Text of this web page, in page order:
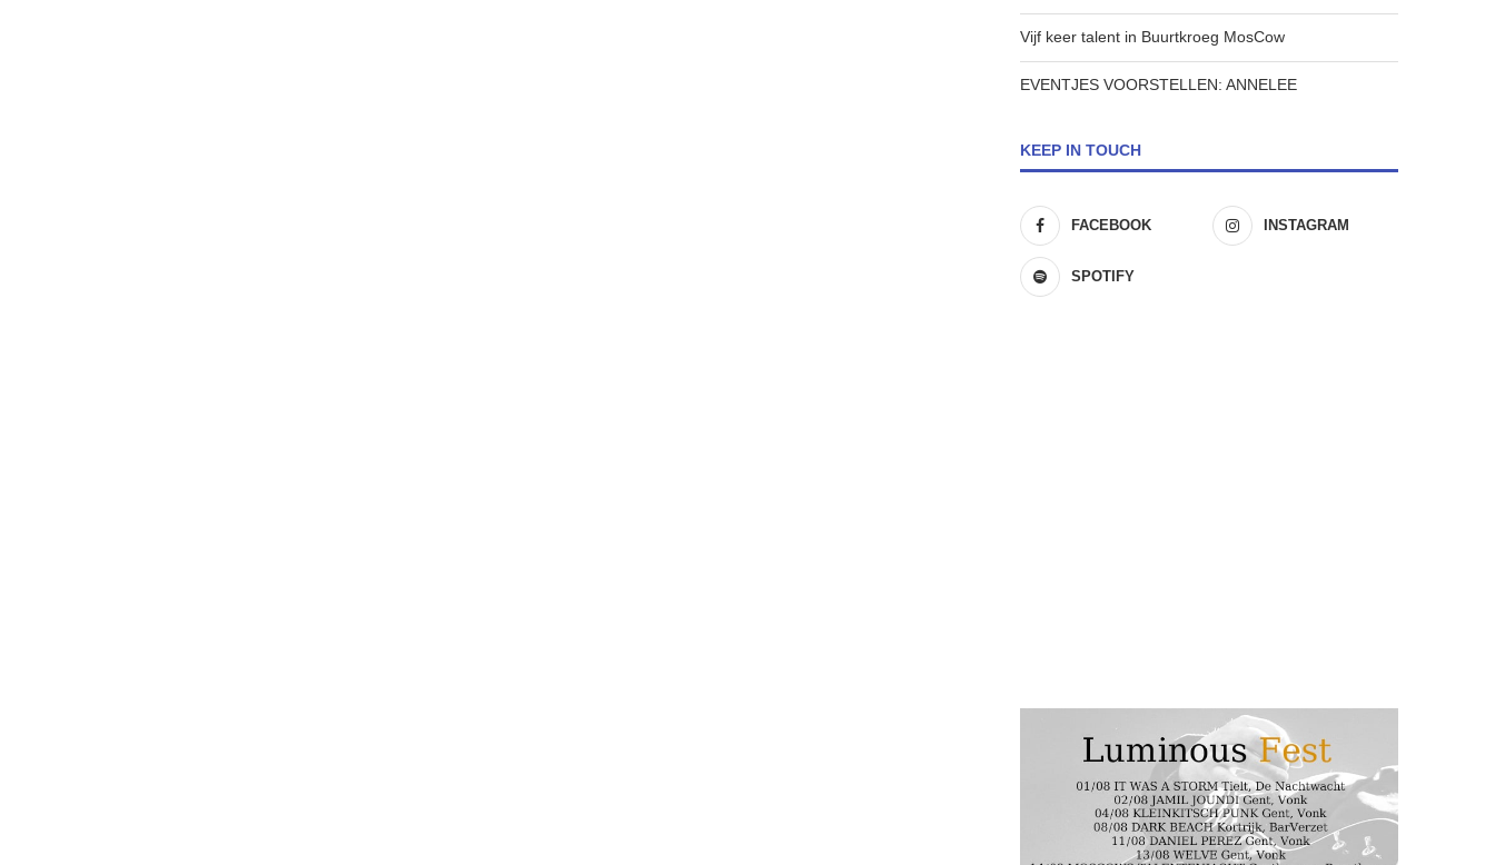
Vijf keer talent in Buurtkroeg MosCow
EVENTJES VOORSTELLEN: ANNELEE
KEEP IN TOUCH
FACEBOOK INSTAGRAM
SPOTIFY